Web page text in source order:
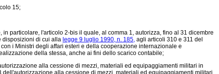
15;
particolare, l'articolo 2-bis il quale, al comma 1, autorizza, fino al 31 dicembre
disposizioni di cui alla legge 9 luglio 1990, n. 185, agli articoli 310 e 311 del
i Ministri degli affari esteri e della cooperazione internazionale e
della stessa, anche ai fini dello scarico contabile;
alla cessione di mezzi, materiali ed equipaggiamenti militari in
alla cessione di mezzi, materiali ed equipaggiamenti militari